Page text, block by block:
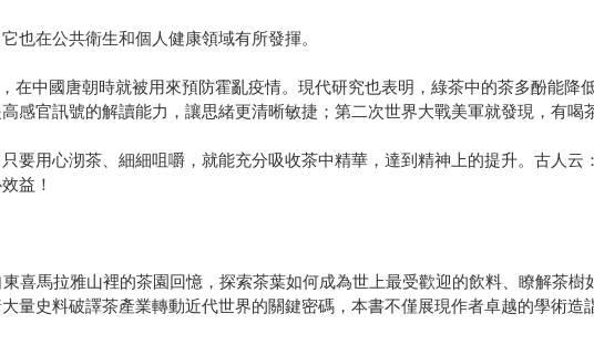
也在公共衛生和個人健康領域有所發揮。
在中國唐朝時就被用來預防霍亂疫情。現代研究也表明，綠茶中的茶多酚能
感官訊號的解讀能力，讓思緒更清晰敏捷；第二次世界大戰美軍就發現，有
要用心沏茶、細細咀嚼，就能充分吸收茶中精華，達到精神上的提升。古人
益！
喜馬拉雅山裡的茶園回憶，探索茶葉如何成為世上最受歡迎的飲料、瞭解茶
量史料破譯茶產業轉動近代世界的關鍵密碼，本書不僅展現作者卓越的學術造